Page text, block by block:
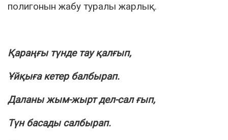
полигонын жабу туралы жарлық.
Қараңғы түнде тау қалғып,
Ұйқыға кетер балбырап.
Даланы жым-жырт дел-сал ғып,
Түн басады салбырап.